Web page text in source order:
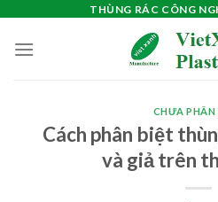
content
THÙNG RÁC CÔNG
CHƯA
Cách phân biệt
và giả trên